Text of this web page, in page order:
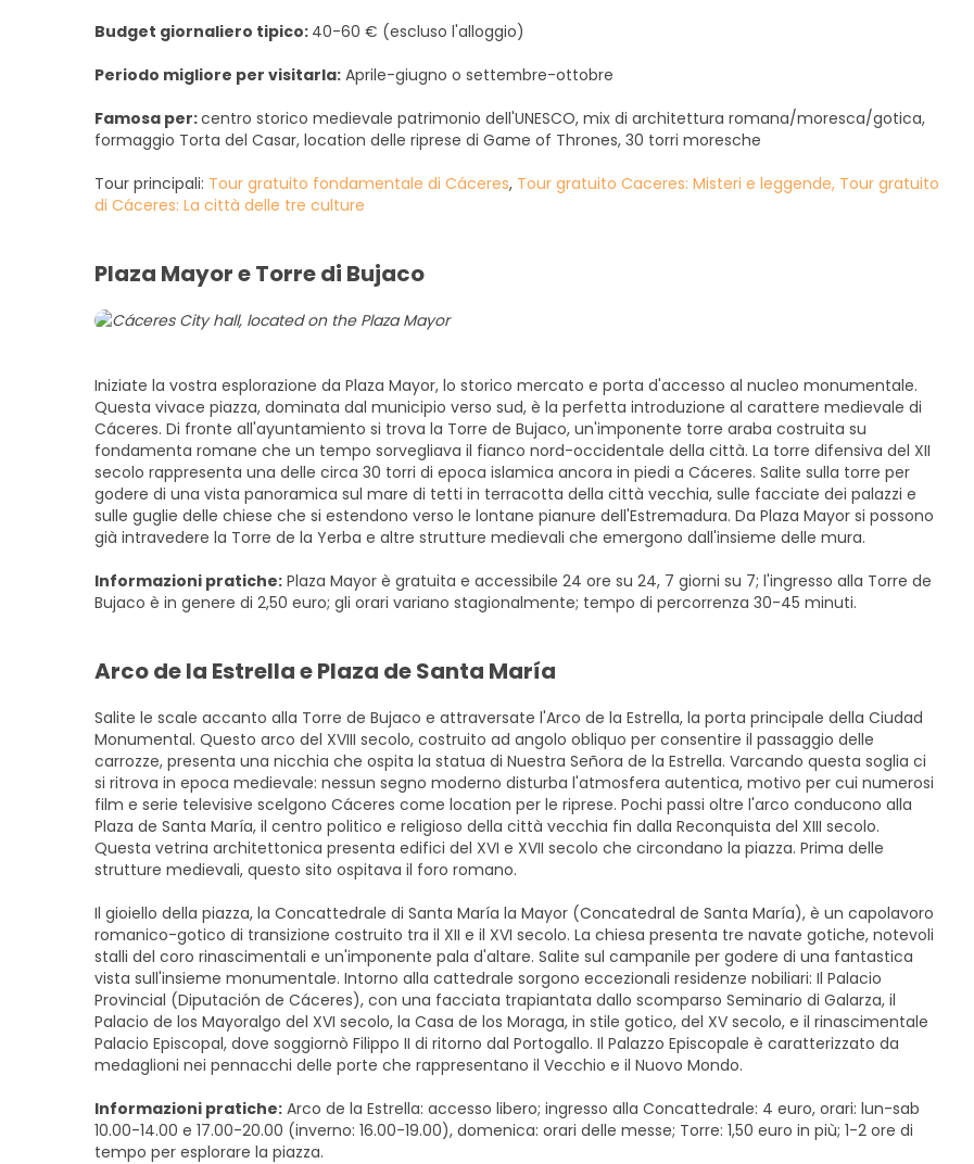
Budget giornaliero tipico: 40-60 € (escluso l'alloggio)
Periodo migliore per visitarla: Aprile-giugno o settembre-ottobre
Famosa per:centro storico medievale patrimonio dell'UNESCO, mix di architettura romana/moresca/gotica,
formaggio Torta del Casar, location delle riprese di Game of Thrones, 30 torri moresche
Tour principali: Tour gratuito fondamentale di Cáceres, Tour gratuito Caceres: Misteri e leggende, Tour gratuito
di Cáceres: La città delle tre culture
Plaza Mayor e Torre di Bujaco
Iniziate la vostra esplorazione da Plaza Mayor, lo storico mercato e porta d'accesso al nucleo monumentale.
Questa vivace piazza, dominata dal municipio verso sud, è la perfetta introduzione al carattere medievale di
Cáceres. Di fronte all'ayuntamiento si trova la Torre de Bujaco, un'imponente torre araba costruita su
fondamenta romane che un tempo sorvegliava il fianco nord-occidentale della città. La torre difensiva del XII
secolo rappresenta una delle circa 30 torri di epoca islamica ancora in piedi a Cáceres. Salite sulla torre per
godere di una vista panoramica sul mare di tetti in terracotta della città vecchia, sulle facciate dei palazzi e
sulle guglie delle chiese che si estendono verso le lontane pianure dell'Estremadura. Da Plaza Mayor si possono
già intravedere la Torre de la Yerba e altre strutture medievali che emergono dall'insieme delle mura.
Informazioni pratiche: Plaza Mayor è gratuita e accessibile 24 ore su 24, 7 giorni su 7; l'ingresso alla Torre de
Bujaco è in genere di 2,50 euro; gli orari variano stagionalmente; tempo di percorrenza 30-45 minuti.
Arco de la Estrella e Plaza de Santa María
Salite le scale accanto alla Torre de Bujaco e attraversate l'Arco de la Estrella, la porta principale della Ciudad
Monumental. Questo arco del XVIII secolo, costruito ad angolo obliquo per consentire il passaggio delle
carrozze, presenta una nicchia che ospita la statua di Nuestra Señora de la Estrella. Varcando questa soglia ci
si ritrova in epoca medievale: nessun segno moderno disturba l'atmosfera autentica, motivo per cui numerosi
film e serie televisive scelgono Cáceres come location per le riprese. Pochi passi oltre l'arco conducono alla
Plaza de Santa María, il centro politico e religioso della città vecchia fin dalla Reconquista del XIII secolo.
Questa vetrina architettonica presenta edifici del XVI e XVII secolo che circondano la piazza. Prima delle
strutture medievali, questo sito ospitava il foro romano.
Il gioiello della piazza, la Concattedrale di Santa María la Mayor (Concatedral de Santa María), è un capolavoro
romanico-gotico di transizione costruito tra il XII e il XVI secolo. La chiesa presenta tre navate gotiche, notevoli
stalli del coro rinascimentali e un'imponente pala d'altare. Salite sul campanile per godere di una fantastica
vista sull'insieme monumentale. Intorno alla cattedrale sorgono eccezionali residenze nobiliari: Il Palacio
Provincial (Diputación de Cáceres), con una facciata trapiantata dallo scomparso Seminario di Galarza, il
Palacio de los Mayoralgo del XVI secolo, la Casa de los Moraga, in stile gotico, del XV secolo, e il rinascimentale
Palacio Episcopal, dove soggiornò Filippo II di ritorno dal Portogallo. Il Palazzo Episcopale è caratterizzato da
medaglioni nei pennacchi delle porte che rappresentano il Vecchio e il Nuovo Mondo.
Informazioni pratiche: Arco de la Estrella: accesso libero; ingresso alla Concattedrale: 4 euro, orari: lun-sab
10.00-14.00 e 17.00-20.00 (inverno: 16.00-19.00), domenica: orari delle messe; Torre: 1,50 euro in più; 1-2 ore di
tempo per esplorare la piazza.